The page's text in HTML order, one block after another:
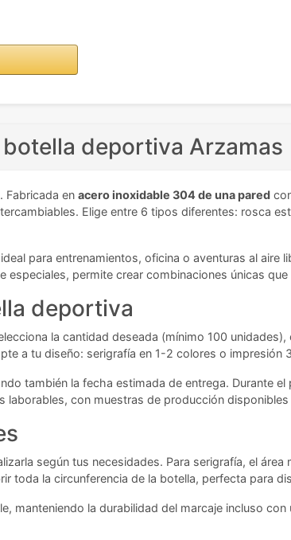
deportiva Arzamas
Fabricada en acero inoxidable 304 de una pared
Elige entre 6 tipos diferentes: rosca
para entrenamientos, oficina o aventuras al aire
permite crear combinaciones únicas
deportiva
la cantidad deseada (mínimo 100
a tu diseño: serigrafía en 1-2 colores o
también la fecha estimada de entrega. Durante
con muestras de producción disponibles
según tus necesidades. Para serigrafía, el área
toda la circunferencia de la botella, perfecta para
manteniendo la durabilidad del marcaje incluso